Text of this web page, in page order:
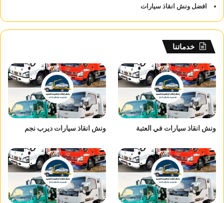
افضل ونش انقاذ سيارات
خدماتنا
ونش انقاذ سيارات في العتبة ونش انقاذ سيارات ديرب نجم